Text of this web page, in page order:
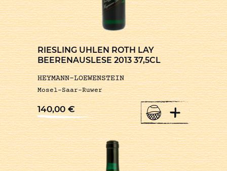
RIESLING UHLEN ROTH LAY
BEERENAUSLESE 2013 37,5CL
HEYMANN-LOEWENSTEIN
Mosel-Saar-Ruwer
140,00€ +